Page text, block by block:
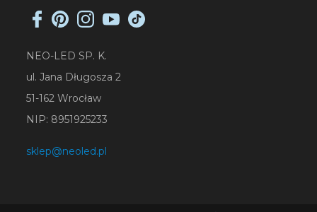
NEO-LED SP. K.
ul. Jana Długosza 2
51-162 Wrocław
NIP: 8951925233
sklep@neoled.pl